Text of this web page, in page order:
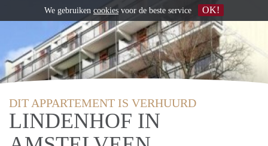
DIT APPARTEMENT IS VERHUURD
LINDENHOF IN
We gebruiken cookies voor de beste service OK!